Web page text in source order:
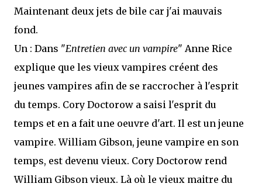
Maintenant deux jets de bile car j'ai mauvais
fond.
Un : Dans "Entretien avec un vampire" Anne Rice
explique que les vieux vampires créent des
jeunes vampires afin de se raccrocher à l'esprit
du temps. Cory Doctorow a saisi l'esprit du
temps et en a fait une oeuvre d'art. Il est un jeune
vampire. William Gibson, jeune vampire en son
temps, est devenu vieux. Cory Doctorow rend
William Gibson vieux. Là où le vieux maitre du